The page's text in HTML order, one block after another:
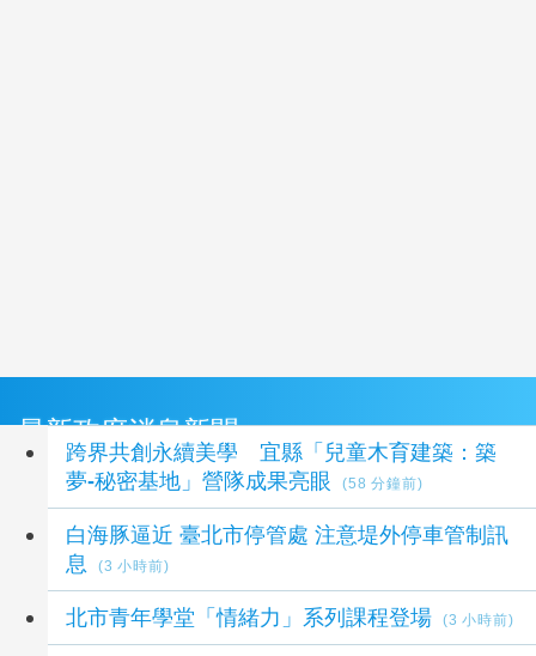
最新政府消息新聞
跨界共創永續美學 宜縣「兒童木育建築：築
夢-秘密基地」營隊成果亮眼
(58 分鐘前)
白海豚逼近 臺北市停管處 注意堤外停車管制訊
息
(3 小時前)
北市青年學堂「情緒力」系列課程登場 (3 小時前)